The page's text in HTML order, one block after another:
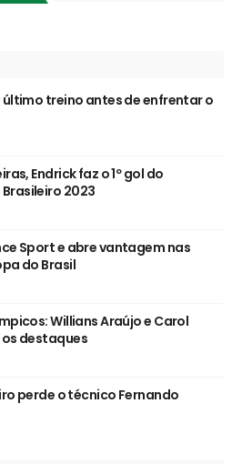
último treino antes de enfrentar o
Endrick faz o 1º gol do
2023
Sport e abre vantagem nas
do Brasil
Willians Araújo e Carol
destaques
perde o técnico Fernando